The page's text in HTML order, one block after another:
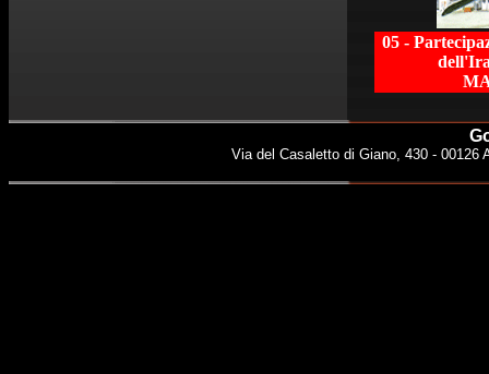
05 -
Via del Casaletto di Giano, 430 - 00126